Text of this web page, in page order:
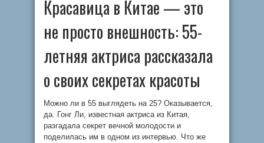
Красавица в Китае — это
не просто внешность: 55-
летняя актриса рассказала
о своих секретах красоты
Можно ли в 55 выглядеть на 25? Оказывается,
да. Гонг Ли, известная актриса из Китая,
разгадала секрет вечной молодости и
поделилась им в одном из интервью. Что же